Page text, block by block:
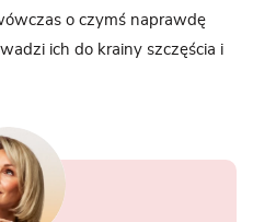
o czymś naprawdę
ich do krainy szczęścia i